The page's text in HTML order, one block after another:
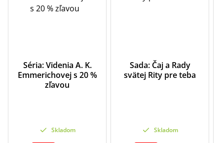
Séria: Videnia A. K.
Emmerichovej s 20 %
zľavou
Skladom
Sada: Čaj a Rady
svätej Rity pre teba
Skladom